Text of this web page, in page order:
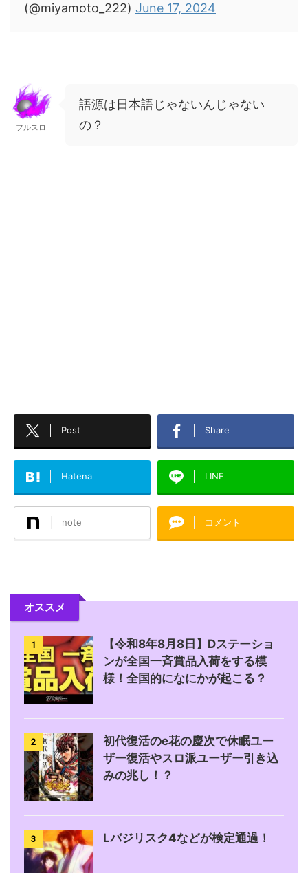
(@miyamoto_222) June 17, 2024
フルスロ
語源は日本語じゃないんじゃない
の？
Post Share
Hatena LINE
note コメント
オススメ
1
【令和8年8月8日】Dステーショ
ンが全国一斉賞品入荷をする模
様！全国的になにかが起こる？
2
初代復活のe花の慶次で休眠ユー
ザー復活やスロ派ユーザー引き込
みの兆し！？
3 Lバジリスク4などが検定通過！